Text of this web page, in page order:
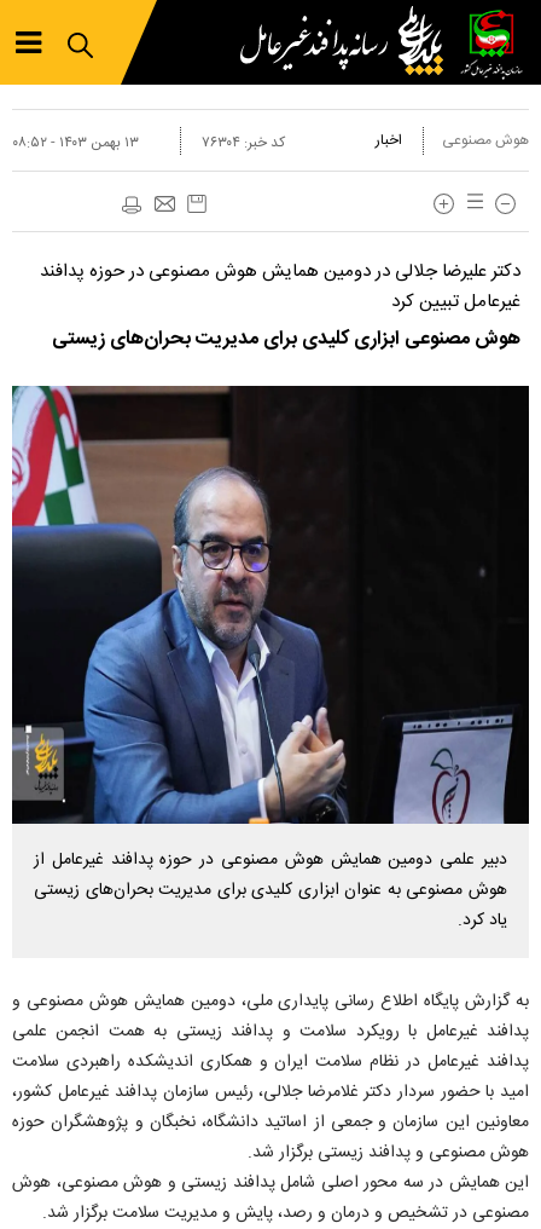
هوش مصنوعی اخبار ۱۳ بهمن ۱۴۰۳ - ۰۸:۵۲ کد خبر: ۷۶۳۰۴
دکتر علیرضا جلالی در دومین همایش هوش مصنوعی در حوزه پدافند
غیرعامل تبیین کرد
هوش مصنوعی ابزاری کلیدی برای مدیریت بحران‌های زیستی
دبیر علمی دومین همایش هوش مصنوعی در حوزه پدافند غیرعامل از
هوش مصنوعی به عنوان ابزاری کلیدی برای مدیریت بحران‌های زیستی
یاد کرد.
به گزارش پایگاه اطلاع رسانی پایداری ملی، دومین همایش هوش مصنوعی و
پدافند غیرعامل با رویکرد سلامت و پدافند زیستی به همت انجمن علمی
پدافند غیرعامل در نظام سلامت ایران و همکاری اندیشکده راهبردی سلامت
امید با حضور سردار دکتر غلامرضا جلالی، رئیس سازمان پدافند غیرعامل کشور،
معاونین این سازمان و جمعی از اساتید دانشگاه، نخبگان و پژوهشگران حوزه
هوش مصنوعی و پدافند زیستی برگزار شد.
این همایش در سه محور اصلی شامل پدافند زیستی و هوش مصنوعی، هوش
مصنوعی در تشخیص و درمان و رصد، پایش و مدیریت سلامت برگزار شد.